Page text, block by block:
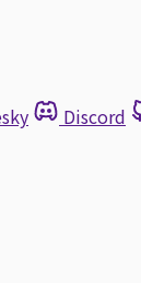
Discord